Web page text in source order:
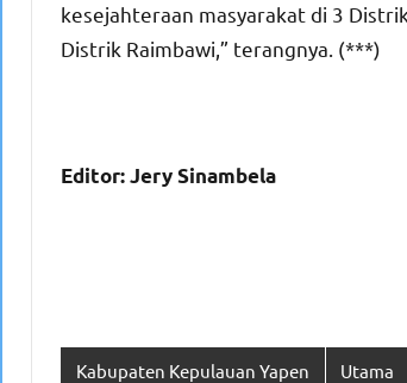
kesejahteraan masyarakat di 3
Distrik Raimbawi,” terangnya. (***)
Editor: Jery Sinambela
Kabupaten Kepulauan Yapen Utama